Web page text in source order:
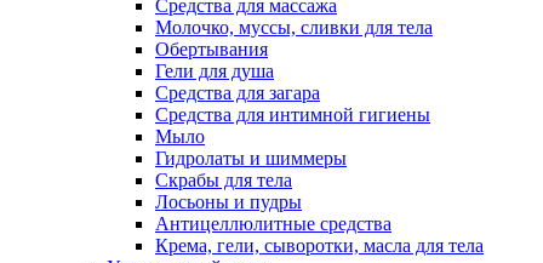
Средства для массажа
Молочко, муссы, сливки для тела
Обертывания
Гели для душа
Средства для загара
Средства для интимной гигиены
Мыло
Гидролаты и шиммеры
Скрабы для тела
Лосьоны и пудры
Антицеллюлитные средства
Крема, гели, сыворотки, масла для тела